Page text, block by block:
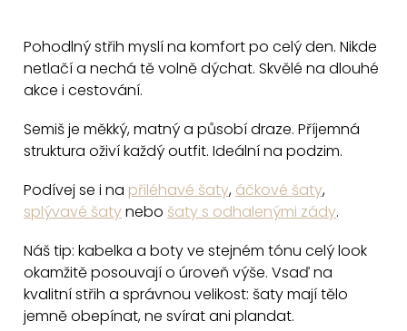
l
á
a
c
p
r
v
k
y
v
Pohodlný střih myslí na komfort po celý den. Nikde
netlačí a nechá tě volně dýchat. Skvělé na dlouhé
akce i cestování.
Semiš je měkký, matný a působí draze. Příjemná
struktura oživí každý outfit. Ideální na podzim.
Podívej se i na přiléhavé šaty, áčkové šaty,
splývavé šatynebo šaty s odhalenými zády.
Náš tip: kabelka a boty ve stejném tónu celý look
okamžitě posouvají o úroveň výše. Vsaď na
kvalitní střih a správnou velikost: šaty mají tělo
jemně obepínat, ne svírat ani plandat.